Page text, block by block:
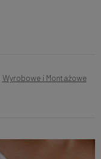
Wyrobowe i Montażowe